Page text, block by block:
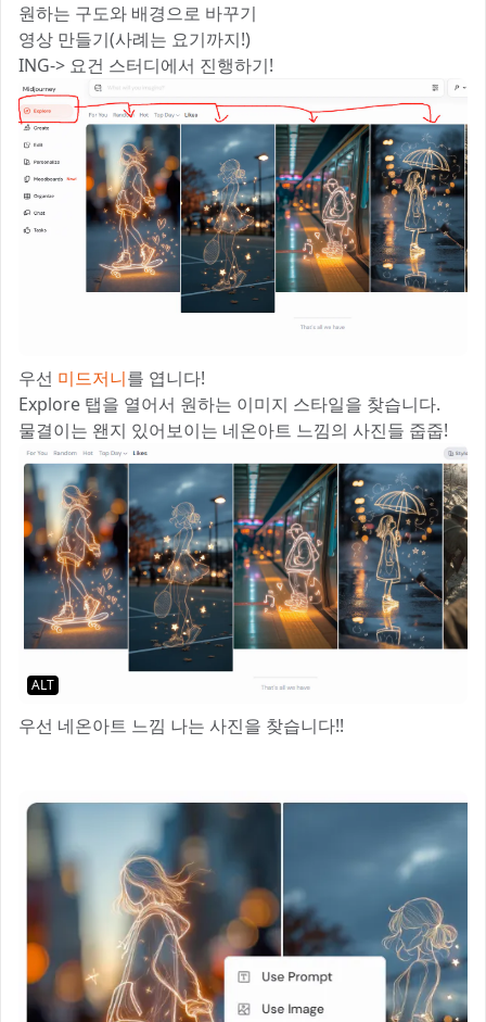
원하는 구도와 배경으로 바꾸기
영상 만들기(사례는 요기까지!)
ING-> 요건 스터디에서 진행하기!
우선 미드저니를 엽니다!
Explore 탭을 열어서 원하는 이미지 스타일을 찾습니다.
물결이는 왠지 있어보이는 네온아트 느낌의 사진들 줍줍!
ALT
우선 네온아트 느낌 나는 사진을 찾습니다!!